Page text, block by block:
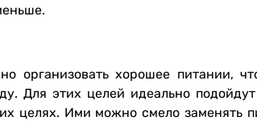
организовать хорошее питании,
Для этих целей идеально
целях. Ими можно смело заменять